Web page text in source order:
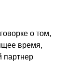
о том,
время,
партнер